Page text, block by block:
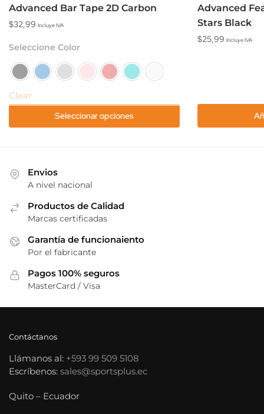
Advanced Bar Tape 2D Carbon
$32,99 Incluye IVA
Seleccionar opciones
Este
tiene
variantes.
opciones
elegir
página
producto
Seleccione Color
Clear
Advanced
Stars Black
$25,99 Incluye IVA
Envios
A nivel nacional
Productos de Calidad
Marcas certificadas
Garantía de funcionaiento
Por el fabricante
Pagos 100% seguros
MasterCard / Visa
Contáctanos
Llámanos al: +593 99 509 5108
Escríbenos: sales@sportsplus.ec
Quito – Ecuador